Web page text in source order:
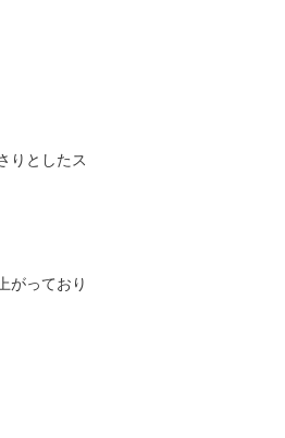
りとしたス
がっており